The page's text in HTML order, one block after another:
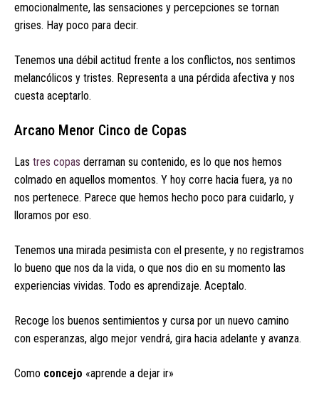
emocionalmente, las sensaciones y percepciones se tornan
grises. Hay poco para decir.
Tenemos una débil actitud frente a los conflictos, nos sentimos
melancólicos y tristes. Representa a una pérdida afectiva y nos
cuesta aceptarlo.
Arcano Menor Cinco de Copas
Las tres copas derraman su contenido, es lo que nos hemos
colmado en aquellos momentos. Y hoy corre hacia fuera, ya no
nos pertenece. Parece que hemos hecho poco para cuidarlo, y
lloramos por eso.
Tenemos una mirada pesimista con el presente, y no registramos
lo bueno que nos da la vida, o que nos dio en su momento las
experiencias vividas. Todo es aprendizaje. Aceptalo.
Recoge los buenos sentimientos y cursa por un nuevo camino
con esperanzas, algo mejor vendrá, gira hacia adelante y avanza.
Como concejo «aprende a dejar ir»